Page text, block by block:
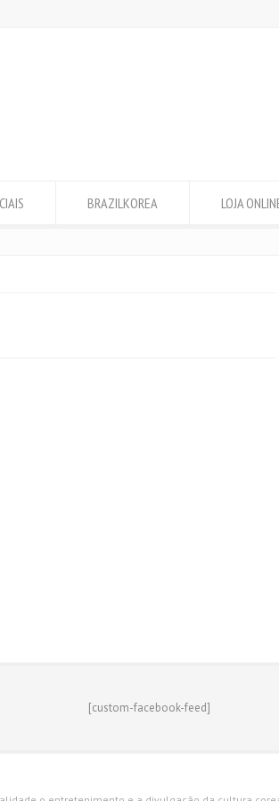
BRAZILKOREA LOJA
[custom-facebook-feed]